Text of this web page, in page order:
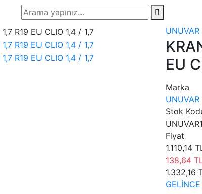
UNUVAR
EU
Marka
UNUVAR
Stok
Fiyat
1.110,14
138,64
1.332,16